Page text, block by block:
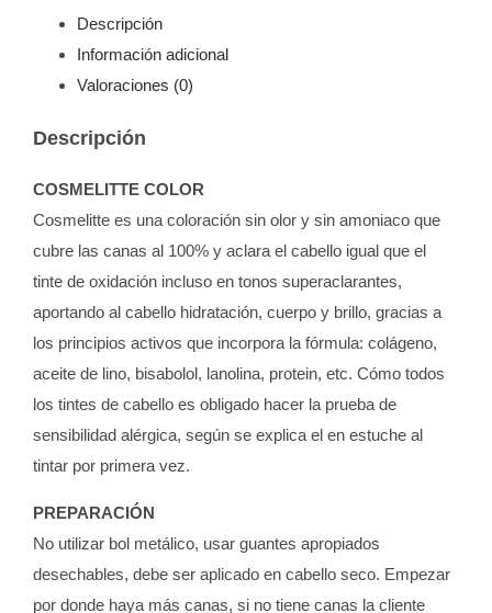
VolcánDescripción
Información adicional
Valoraciones (0)
Descripción
COSMELITTE COLOR
Cosmelitte es una coloración sin olor y sin amoniaco que
cubre las canas al 100% y aclara el cabello igual que el
tinte de oxidación incluso en tonos superaclarantes,
aportando al cabello hidratación, cuerpo y brillo, gracias a
los principios activos que incorpora la fórmula: colágeno,
aceite de lino, bisabolol, lanolina, protein, etc. Cómo todos
los tintes de cabello es obligado hacer la prueba de
sensibilidad alérgica, según se explica el en estuche al
tintar por primera vez.
PREPARACIÓN
No utilizar bol metálico, usar guantes apropiados
desechables, debe ser aplicado en cabello seco. Empezar
por donde haya más canas, si no tiene canas la cliente